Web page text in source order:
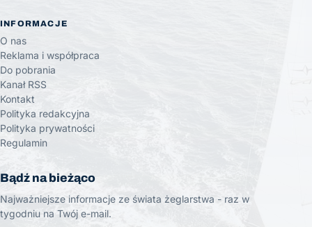
INFORMACJE
O nas
Reklama i współpraca
Do pobrania
Kanał RSS
Kontakt
Polityka redakcyjna
Polityka prywatności
Regulamin
Bądź na bieżąco
Najważniejsze informacje ze świata żeglarstwa - raz w
tygodniu na Twój e-mail.